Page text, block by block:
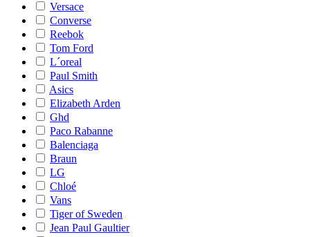
Versace
Converse
Reebok
Tom Ford
L´oreal
Paul Smith
Asics
Elizabeth Arden
Ghd
Paco Rabanne
Balenciaga
Braun
LG
Chloé
Vans
Tiger of Sweden
Jean Paul Gaultier